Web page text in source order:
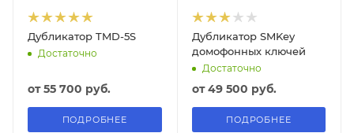
Дубликатор TMD-5S
Достаточно
от55 700 руб.
ПОДРОБНЕЕ
Дубликатор SMKey
домофонных ключей
Достаточно
от49 500 руб.
ПОДРОБНЕЕ